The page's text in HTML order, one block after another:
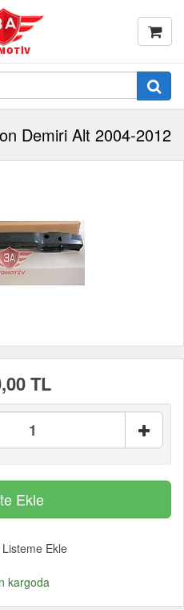
Demiri Alt 2004-2012
TL
Ekle
kargoda